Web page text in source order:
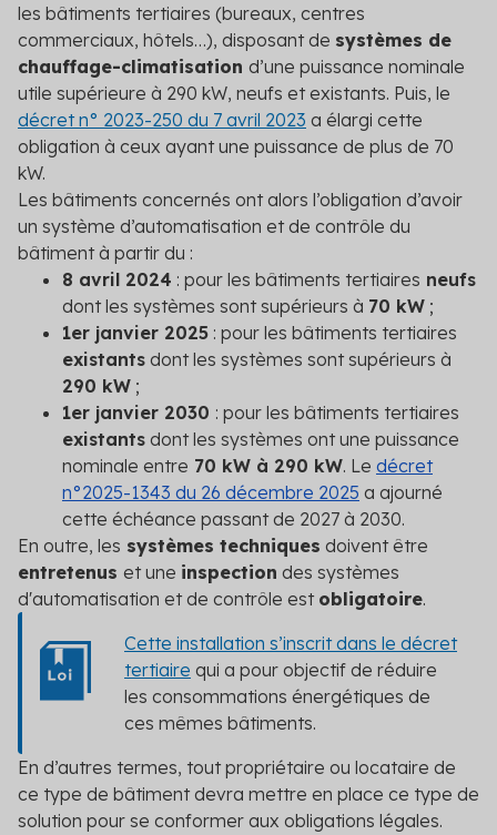
les bâtiments tertiaires (bureaux, centres
commerciaux, hôtels…), disposant de systèmes de
chauffage-climatisation d’une puissance nominale
utile supérieure à 290 kW, neufs et existants. Puis, le
décret n° 2023-250 du 7 avril 2023 a élargi cette
obligation à ceux ayant une puissance de plus de 70
kW.
Les bâtiments concernés ont alors l’obligation d’avoir
un système d’automatisation et de contrôle du
bâtiment à partir du :
8 avril 2024 : pour les bâtiments tertiaires neufs
dont les systèmes sont supérieurs à 70 kW ;
1er janvier 2025 : pour les bâtiments tertiaires
existants dont les systèmes sont supérieurs à
290 kW ;
1er janvier 2030 : pour les bâtiments tertiaires
existants dont les systèmes ont une puissance
nominale entre 70 kW à 290 kW. Le décret
n°2025-1343 du 26 décembre 2025 a ajourné
cette échéance passant de 2027 à 2030.
En outre, les systèmes techniques doivent être
entretenus et une inspection des systèmes
d'automatisation et de contrôle est obligatoire.
Cette installation s’inscrit dans le décret
tertiaire qui a pour objectif de réduire
les consommations énergétiques de
ces mêmes bâtiments.
En d’autres termes, tout propriétaire ou locataire de
ce type de bâtiment devra mettre en place ce type de
solution pour se conformer aux obligations légales.